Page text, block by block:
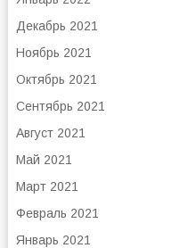
Декабрь 2021
Ноябрь 2021
Октябрь 2021
Сентябрь 2021
Август 2021
Май 2021
Март 2021
Февраль 2021
Январь 2021